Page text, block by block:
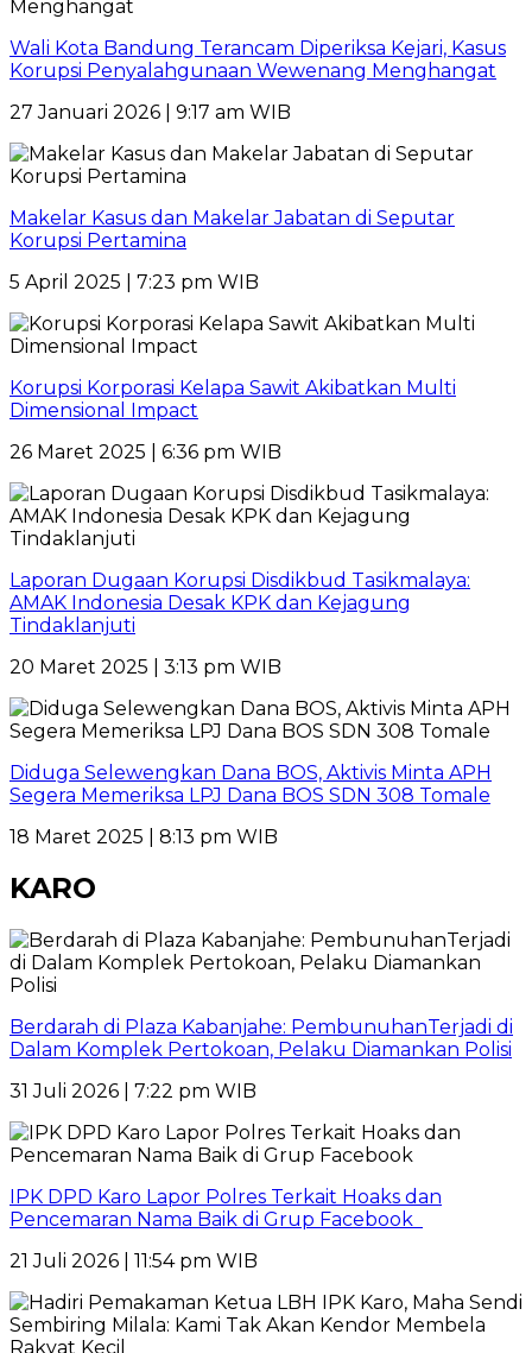
Wali Kota Bandung Terancam Diperiksa Kejari, Kasus
Korupsi Penyalahgunaan Wewenang Menghangat
27 Januari 2026 | 9:17 am WIB
Makelar Kasus dan Makelar Jabatan di Seputar
Korupsi Pertamina
5 April 2025 | 7:23 pm WIB
Korupsi Korporasi Kelapa Sawit Akibatkan Multi
Dimensional Impact
26 Maret 2025 | 6:36 pm WIB
Laporan Dugaan Korupsi Disdikbud Tasikmalaya:
AMAK Indonesia Desak KPK dan Kejagung
Tindaklanjuti
20 Maret 2025 | 3:13 pm WIB
Diduga Selewengkan Dana BOS, Aktivis Minta APH
Segera Memeriksa LPJ Dana BOS SDN 308 Tomale
18 Maret 2025 | 8:13 pm WIB
KARO
Berdarah di Plaza Kabanjahe: PembunuhanTerjadi di
Dalam Komplek Pertokoan, Pelaku Diamankan Polisi
31 Juli 2026 | 7:22 pm WIB
IPK DPD Karo Lapor Polres Terkait Hoaks dan
Pencemaran Nama Baik di Grup Facebook
21 Juli 2026 | 11:54 pm WIB